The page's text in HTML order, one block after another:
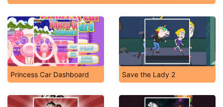
Princess Car Dashboard Save the Lady 2